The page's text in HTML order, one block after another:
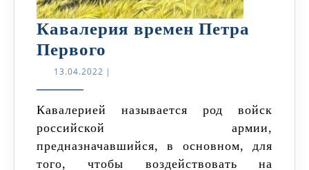
Кавалерия времен Петра
Первого
времен
Первого
13.04.2022 13.04.2022
|
Кавалерией называется род войск
российской армии,
предназначавшийся, в основном, для
того, чтобы воздействовать на